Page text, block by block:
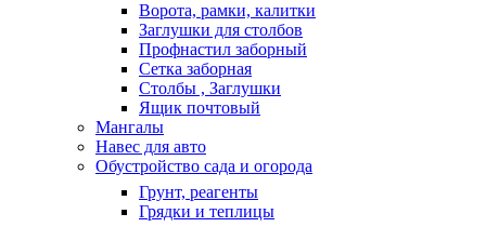
Ворота, рамки, калитки
Заглушки для столбов
Профнастил заборный
Сетка заборная
Столбы , Заглушки
Ящик почтовый
Мангалы
Навес для авто
Обустройство сада и огорода
Грунт, реагенты
Грядки и теплицы